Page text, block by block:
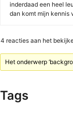
inderdaad een heel
dan komt mijn kennis
4 reacties aan het
Het onderwerp
Tags